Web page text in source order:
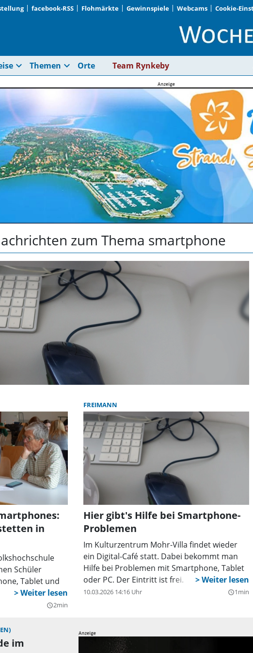
facebook-RSS Flohmärkte Gewinnspiele Webcams Cookie-
smartphone |
expand_more Themen expand_more Orte Team Rynkeby
zum Thema smartphone
in
Schüler
Tablet und
query_builder2min
FREIMANN
Hier gibt's Hilfe bei Smartphone-
Problemen
Im Kulturzentrum Mohr-Villa findet wieder
ein Digital-Café statt. Dabei bekommt man
Hilfe bei Problemen mit Smartphone, Tablet
oder PC. Der Eintritt ist frei.
10.03.2026 14:16 Uhr query_builder1min
im